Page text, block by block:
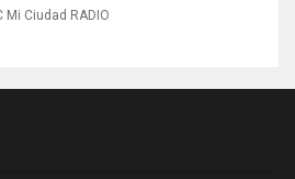
Mi Ciudad RADIO